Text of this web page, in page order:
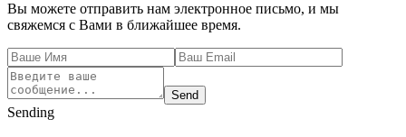
Вы можете отправить нам электронное письмо, и мы
свяжемся с Вами в ближайшее время.
Send
Sending